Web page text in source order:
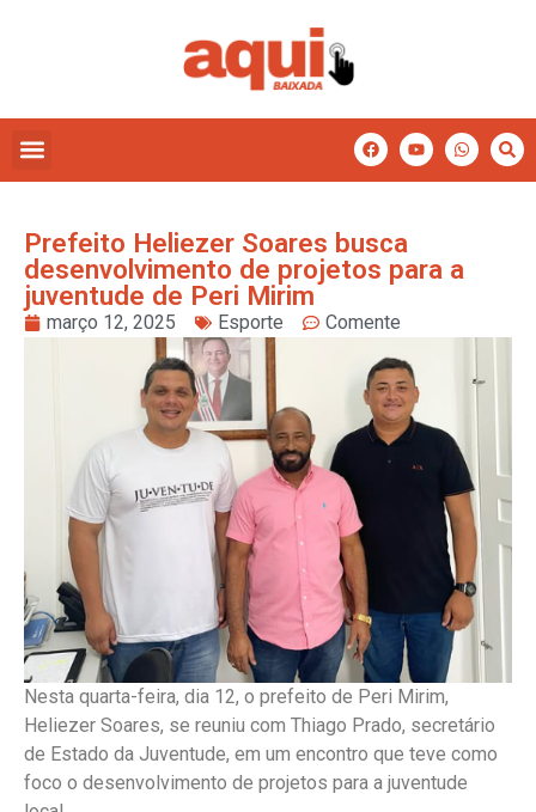
Prefeito Heliezer Soares busca
desenvolvimento de projetos para a
juventude de Peri Mirim
março 12, 2025 Esporte Comente
Nesta quarta-feira, dia 12, o prefeito de Peri Mirim,
Heliezer Soares, se reuniu com Thiago Prado, secretário
de Estado da Juventude, em um encontro que teve como
foco o desenvolvimento de projetos para a juventude